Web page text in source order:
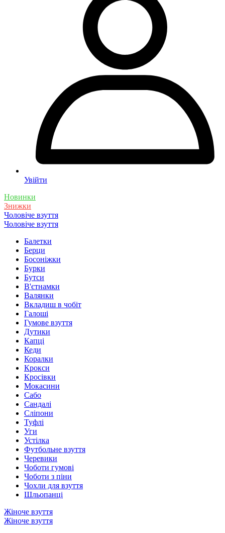
Увійти
Новинки
Знижки
Чоловіче взуття
Чоловіче взуття
Балетки
Берци
Босоніжки
Бурки
Бутси
В'єтнамки
Валянки
Вкладиш в чобіт
Галоші
Гумове взуття
Дутики
Капці
Кеди
Коралки
Крокси
Кросівки
Мокасини
Сабо
Сандалі
Сліпони
Туфлі
Уги
Устілка
Футбольне взуття
Черевики
Чоботи гумові
Чоботи з піни
Чохли для взуття
Шльопанці
Жіноче взуття
Жіноче взуття